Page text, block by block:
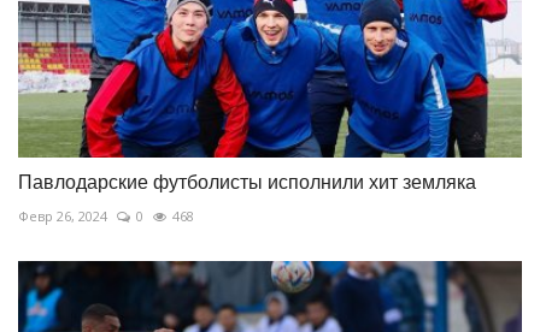
Павлодарские футболисты исполнили хит земляка
Февр 26, 2024 0 468